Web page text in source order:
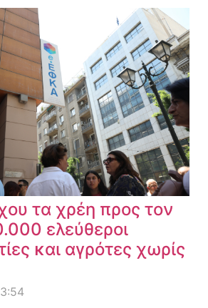
τα χρέη προς τον
ελεύθεροι
και αγρότες χωρίς